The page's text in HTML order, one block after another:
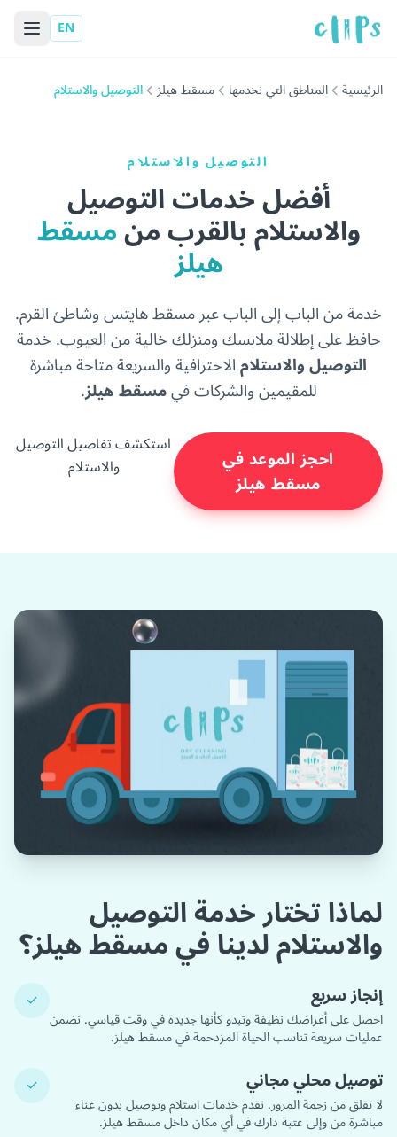
EN
الرئيسية المناطق التي نخدمها مسقط هيلز التوصيل والاستلام
التوصيل والاستلام
أفضل خدمات التوصيل
والاستلام بالقرب منمسقط
هيلز
خدمة من الباب إلى الباب عبر مسقط هايتس وشاطئ القرم.
حافظ على إطلالة ملابسك ومنزلك خالية من العيوب. خدمة
التوصيل والاستلامالاحترافية والسريعة متاحة مباشرة
للمقيمين والشركات فيمسقط هيلز.
احجز الموعد في
مسقط هيلز
استكشف تفاصيل التوصيل
والاستلام
لماذا تختار خدمة التوصيل
والاستلام لدينا في مسقط هيلز؟
✓ إنجاز سريع
احصل على أغراضك نظيفة وتبدو كأنها جديدة في وقت قياسي. نضمن
عمليات سريعة تناسب الحياة المزدحمة في مسقط هيلز.
✓ توصيل محلي مجاني
لا تقلق من زحمة المرور. نقدم خدمات استلام وتوصيل بدون عناء
مباشرة من وإلى عتبة دارك في أي مكان داخل مسقط هيلز.